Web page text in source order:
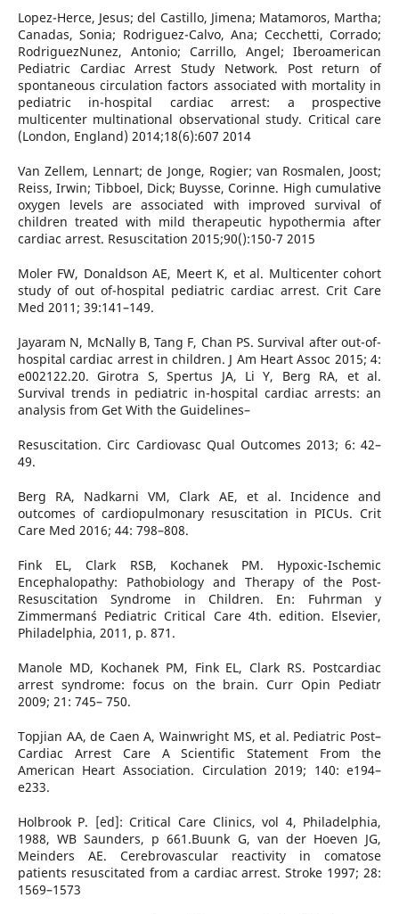
Lopez-Herce, Jesus; del Castillo, Jimena; Matamoros, Martha;
Canadas, Sonia; Rodriguez-Calvo, Ana; Cecchetti, Corrado;
RodriguezNunez, Antonio; Carrillo, Angel; Iberoamerican
Pediatric Cardiac Arrest Study Network. Post return of
spontaneous circulation factors associated with mortality in
pediatric in-hospital cardiac arrest: a prospective
multicenter multinational observational study. Critical care
(London, England) 2014;18(6):607 2014
Van Zellem, Lennart; de Jonge, Rogier; van Rosmalen, Joost;
Reiss, Irwin; Tibboel, Dick; Buysse, Corinne. High cumulative
oxygen levels are associated with improved survival of
children treated with mild therapeutic hypothermia after
cardiac arrest. Resuscitation 2015;90():150-7 2015
Moler FW, Donaldson AE, Meert K, et al. Multicenter cohort
study of out of-hospital pediatric cardiac arrest. Crit Care
Med 2011; 39:141–149.
Jayaram N, McNally B, Tang F, Chan PS. Survival after out-of-
hospital cardiac arrest in children. J Am Heart Assoc 2015; 4:
e002122.20. Girotra S, Spertus JA, Li Y, Berg RA, et al.
Survival trends in pediatric in-hospital cardiac arrests: an
analysis from Get With the Guidelines–
Resuscitation. Circ Cardiovasc Qual Outcomes 2013; 6: 42–
49.
Berg RA, Nadkarni VM, Clark AE, et al. Incidence and
outcomes of cardiopulmonary resuscitation in PICUs. Crit
Care Med 2016; 44: 798–808.
Fink EL, Clark RSB, Kochanek PM. Hypoxic-Ischemic
Encephalopathy: Pathobiology and Therapy of the Post-
Resuscitation Syndrome in Children. En: Fuhrman y
Zimmerman´s Pediatric Critical Care 4th. edition. Elsevier,
Philadelphia, 2011, p. 871.
Manole MD, Kochanek PM, Fink EL, Clark RS. Postcardiac
arrest syndrome: focus on the brain. Curr Opin Pediatr
2009; 21: 745– 750.
Topjian AA, de Caen A, Wainwright MS, et al. Pediatric Post–
Cardiac Arrest Care A Scientific Statement From the
American Heart Association. Circulation 2019; 140: e194–
e233.
Holbrook P. [ed]: Critical Care Clinics, vol 4, Philadelphia,
1988, WB Saunders, p 661.Buunk G, van der Hoeven JG,
Meinders AE. Cerebrovascular reactivity in comatose
patients resuscitated from a cardiac arrest. Stroke 1997; 28:
1569–1573